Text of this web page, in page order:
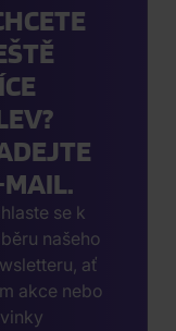
se k
našeho
ať
akce nebo